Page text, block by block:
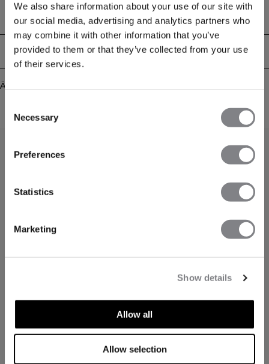
We also share information about your use of our site with
our social media, advertising and analytics partners who
may combine it with other information that you’ve
provided to them or that they’ve collected from your use
of their services.
Selection
Necessary
Preferences
Statistics
Marketing
Show details
Allow all
Allow selection
sichere, vorteilhafte Passform, während die athletische Passform maximale
kombiniert Funktionalität und Stil und macht diese Shorts zur perfekten
Wahl für intensive Trainingseinheiten.
Warp Knit Technologie
Force Warpknit ist unsere brandneue nahtlose Serie, die die Warp-Knit-
Technologie zum ersten Mal in das ICIW-Sortiment einführt. Diese innovative
der Länge des Stoffes, was ein stabiles, strapazierfähiges und leichtes Material
88% Polyamid, 12% Elastan
Technical Aspects
Lieferung & Rückgabe
Ähnliche Produkte